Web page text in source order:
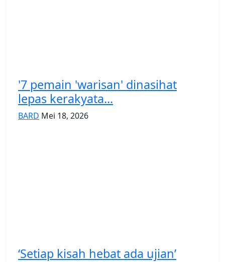
'7 pemain 'warisan' dinasihat
lepas kerakyata...
BARD Mei 18, 2026
‘Setiap kisah hebat ada ujian’